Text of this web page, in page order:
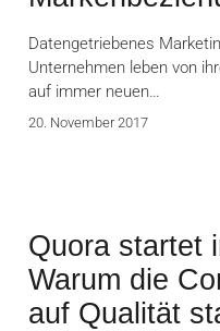
Datengetriebenes
Unternehmen leben von
auf immer neuen…
20. November 2017
Quora startet
Warum die
auf Qualität